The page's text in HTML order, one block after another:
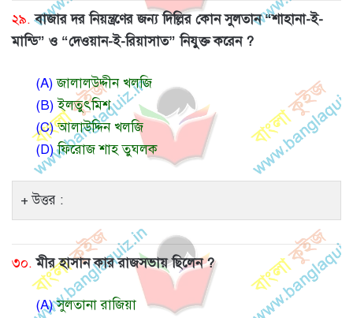
২৯. বাজার দর নিয়ন্ত্রণের জন্য দিল্লির কোন সুলতান “শাহানা-ই-
মান্ডি” ও “দেওয়ান-ই-রিয়াসাত” নিযুক্ত করেন ?
(A)জালালউদ্দীন খলজি
(B)ইলতুৎমিশ
(C)আলাউদ্দিন খলজি
(D)ফিরোজ শাহ তুঘলক
উত্তর :
৩০. মীর হাসান কার রাজসভায় ছিলেন ?
(A)সুলতানা রাজিয়া